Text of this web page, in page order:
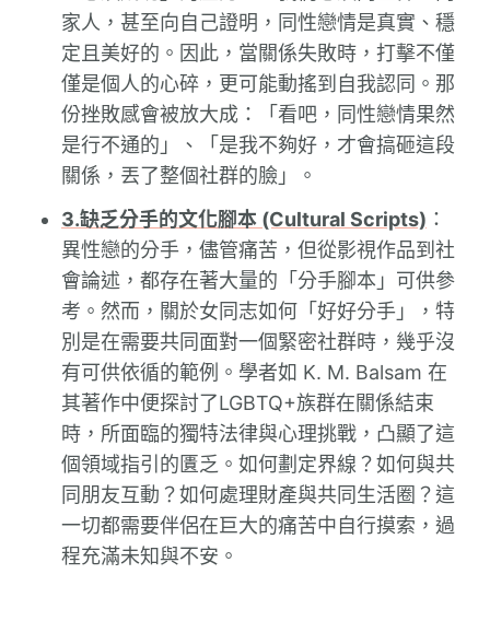
家人，甚至向自己證明，同性戀情是真實、穩
定且美好的。因此，當關係失敗時，打擊不僅
僅是個人的心碎，更可能動搖到自我認同。那
份挫敗感會被放大成：「看吧，同性戀情果然
是行不通的」、「是我不夠好，才會搞砸這段
關係，丟了整個社群的臉」。
3.缺乏分手的文化腳本 (Cultural Scripts) ：
異性戀的分手，儘管痛苦，但從影視作品到社
會論述，都存在著大量的「分手腳本」可供參
考。然而，關於女同志如何「好好分手」，特
別是在需要共同面對一個緊密社群時，幾乎沒
有可供依循的範例。學者如 K. M. Balsam 在
其著作中便探討了LGBTQ+族群在關係結束
時，所面臨的獨特法律與心理挑戰，凸顯了這
個領域指引的匱乏。如何劃定界線？如何與共
同朋友互動？如何處理財產與共同生活圈？這
一切都需要伴侶在巨大的痛苦中自行摸索，過
程充滿未知與不安。